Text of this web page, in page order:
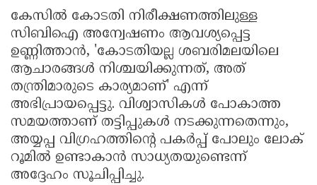
കേസിൽ കോടതി നിരീക്ഷണത്തിലുള്ള
സിബിഐ അന്വേഷണം ആവശ്യപ്പെട്ട
ഉണ്ണിത്താൻ, 'കോടതിയല്ല ശബരിമലയിലെ
ആചാരങ്ങൾ നിശ്ചയിക്കുന്നത്, അത്
തന്ത്രിമാരുടെ കാര്യമാണ്' എന്ന്
അഭിപ്രായപ്പെട്ടു. വിശ്വാസികൾ പോകാത്ത
സമയത്താണ് തട്ടിപ്പുകൾ നടക്കുന്നതെന്നും,
അയ്യപ്പ വിഗ്രഹത്തിൻ്റെ പകർപ്പ് പോലും ലോക്
റൂമിൽ ഉണ്ടാകാൻ സാധ്യതയുണ്ടെന്ന്
അദ്ദേഹം സൂചിപ്പിച്ചു.